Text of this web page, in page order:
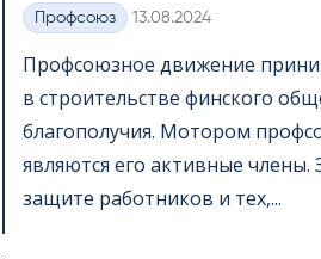
Категории
Профсоюз Kirjoitettu
13.08.2024
Профсоюзное движение
в строительстве финского
благополучия. Мотором
являются его активные члены.
защите работников и тех,...